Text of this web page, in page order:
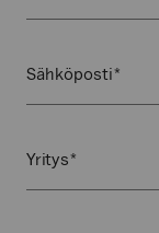
Sähköposti
Yritys
koskemattomaksi.